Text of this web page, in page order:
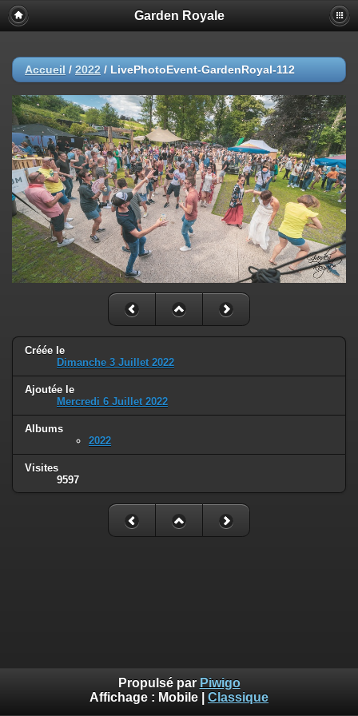
Garden Royale
Accueil / 2022 / LivePhotoEvent-GardenRoyal-112
Créée le
Dimanche 3 Juillet 2022
Ajoutée le
Mercredi 6 Juillet 2022
Albums
2022
Visites
9597
Propulsé par Piwigo
Affichage : Mobile Classique